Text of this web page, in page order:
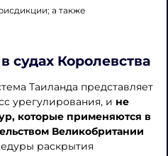
а также
судах Королевства
Таиланда представляет
урегулирования, и не
которые применяются в
Великобритании
раскрытия